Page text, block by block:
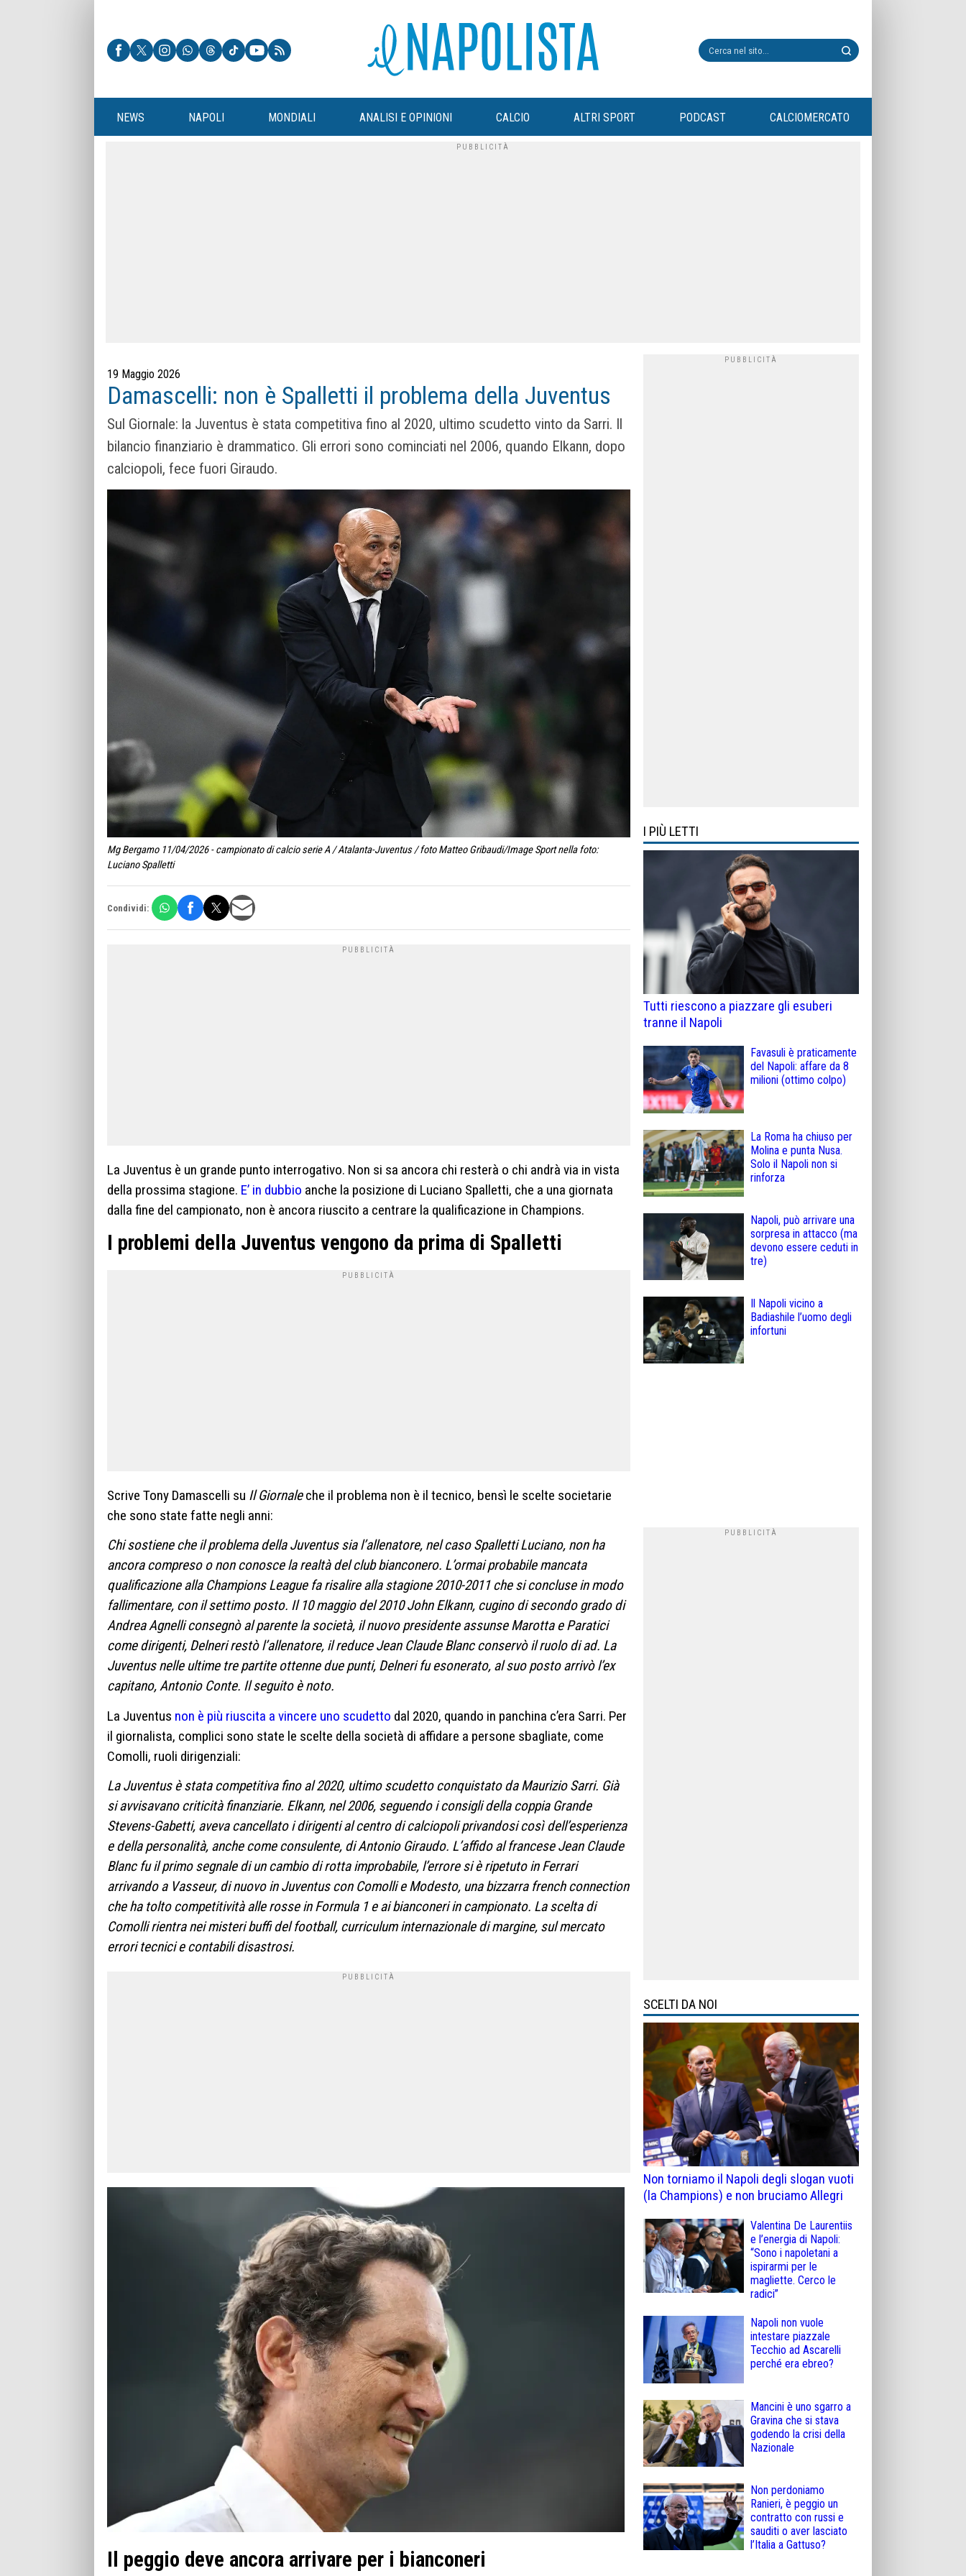
NEWS NAPOLI MONDIALI ANALISI E OPINIONI CALCIO ALTRI SPORT PODCAST CALCIOMERCATO
19 Maggio 2026
Damascelli: non è Spalletti il problema della Juventus
Sul Giornale: la Juventus è stata competitiva fino al 2020, ultimo scudetto vinto da Sarri. Il
bilancio finanziario è drammatico. Gli errori sono cominciati nel 2006, quando Elkann, dopo
calciopoli, fece fuori Giraudo.
Mg Bergamo 11/04/2026 - campionato di calcio serie A / Atalanta-Juventus / foto Matteo Gribaudi/Image Sport nella foto:
Luciano Spalletti
Condividi:
La Juventus è un grande punto interrogativo. Non si sa ancora chi resterà o chi andrà via in vista
della prossima stagione. E’ in dubbio anche la posizione di Luciano Spalletti, che a una giornata
dalla fine del campionato, non è ancora riuscito a centrare la qualificazione in Champions.
I problemi della Juventus vengono da prima di Spalletti
Scrive Tony Damascelli su Il Giornaleche il problema non è il tecnico, bensì le scelte societarie
che sono state fatte negli anni:
Chi sostiene che il problema della Juventus sia l’allenatore, nel caso Spalletti Luciano, non ha
ancora compreso o non conosce la realtà del club bianconero. L’ormai probabile mancata
qualificazione alla Champions League fa risalire alla stagione 2010-2011 che si concluse in modo
fallimentare, con il settimo posto. Il 10 maggio del 2010 John Elkann, cugino di secondo grado di
Andrea Agnelli consegnò al parente la società, il nuovo presidente assunse Marotta e Paratici
come dirigenti, Delneri restò l’allenatore, il reduce Jean Claude Blanc conservò il ruolo di ad. La
Juventus nelle ultime tre partite ottenne due punti, Delneri fu esonerato, al suo posto arrivò l’ex
capitano, Antonio Conte. Il seguito è noto.
La Juventus non è più riuscita a vincere uno scudetto dal 2020, quando in panchina c’era Sarri. Per
il giornalista, complici sono state le scelte della società di affidare a persone sbagliate, come
Comolli, ruoli dirigenziali:
La Juventus è stata competitiva fino al 2020, ultimo scudetto conquistato da Maurizio Sarri. Già
si avvisavano criticità finanziarie. Elkann, nel 2006, seguendo i consigli della coppia Grande
Stevens-Gabetti, aveva cancellato i dirigenti al centro di calciopoli privandosi così dell’esperienza
e della personalità, anche come consulente, di Antonio Giraudo. L’affido al francese Jean Claude
Blanc fu il primo segnale di un cambio di rotta improbabile, l’errore si è ripetuto in Ferrari
arrivando a Vasseur, di nuovo in Juventus con Comolli e Modesto, una bizzarra french connection
che ha tolto competitività alle rosse in Formula 1 e ai bianconeri in campionato. La scelta di
Comolli rientra nei misteri buffi del football, curriculum internazionale di margine, sul mercato
errori tecnici e contabili disastrosi.
Il peggio deve ancora arrivare per i bianconeri
I PIÙ LETTI
Tutti riescono a piazzare gli esuberi
tranne il Napoli
Favasuli è praticamente
del Napoli: affare da 8
milioni (ottimo colpo)
La Roma ha chiuso per
Molina e punta Nusa.
Solo il Napoli non si
rinforza
Napoli, può arrivare una
sorpresa in attacco (ma
devono essere ceduti in
tre)
Il Napoli vicino a
Badiashile l’uomo degli
infortuni
SCELTI DA NOI
Non torniamo il Napoli degli slogan vuoti
(la Champions) e non bruciamo Allegri
Valentina De Laurentiis
e l’energia di Napoli:
“Sono i napoletani a
ispirarmi per le
magliette. Cerco le
radici”
Napoli non vuole
intestare piazzale
Tecchio ad Ascarelli
perché era ebreo?
Mancini è uno sgarro a
Gravina che si stava
godendo la crisi della
Nazionale
Non perdoniamo
Ranieri, è peggio un
contratto con russi e
sauditi o aver lasciato
l’Italia a Gattuso?